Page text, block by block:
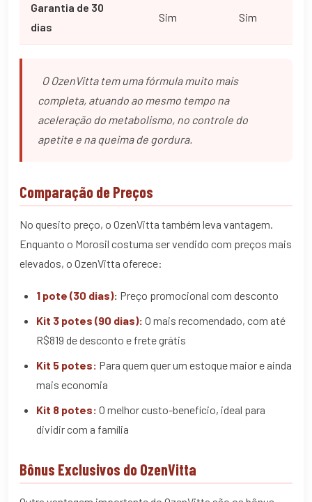
Garantia de 30
dias
Sim Sim
O OzenVitta tem uma fórmula muito mais
completa, atuando ao mesmo tempo na
aceleração do metabolismo, no controle do
apetite e na queima de gordura.
Comparação de Preços
No quesito preço, o OzenVitta também leva vantagem.
Enquanto o Morosil costuma ser vendido com preços mais
elevados, o OzenVitta oferece:
1 pote (30 dias): Preço promocional com desconto
Kit 3 potes (90 dias): O mais recomendado, com até
R$819 de desconto e frete grátis
Kit 5 potes: Para quem quer um estoque maior e ainda
mais economia
Kit 8 potes: O melhor custo-benefício, ideal para
dividir com a família
Bônus Exclusivos do OzenVitta